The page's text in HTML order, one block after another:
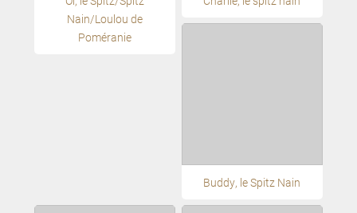
Nain/Loulou de
Poméranie
Buddy, le Spitz Nain